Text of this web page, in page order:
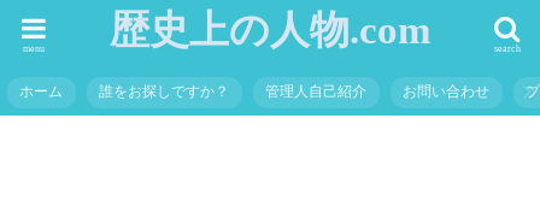
歴史上の人物.com search
menu
ホーム 誰をお探しですか？ 管理人自己紹介 お問い合わせ